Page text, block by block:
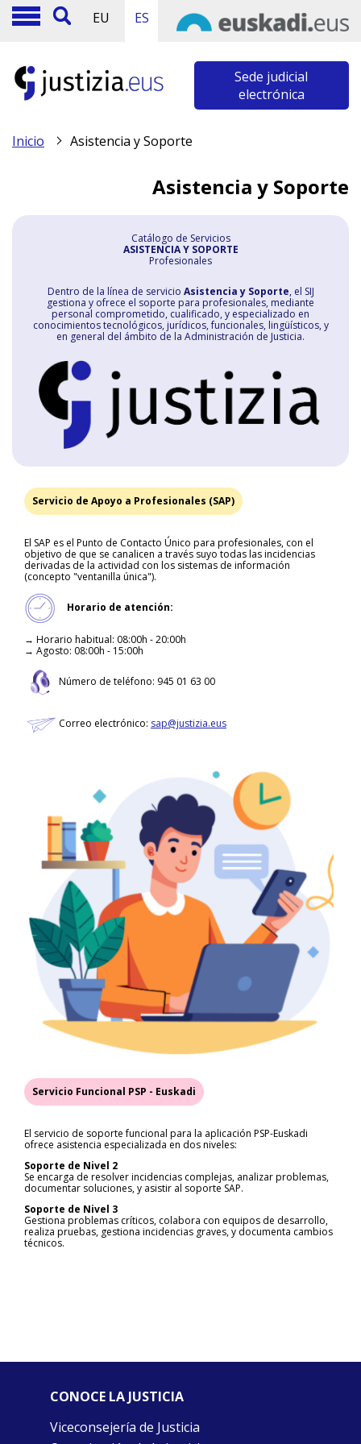
EU ES
Sede judicial
electrónica
Inicio Asistencia y Soporte
Asistencia y Soporte
Catálogo de Servicios
ASISTENCIA Y SOPORTE
Profesionales
Dentro de la línea de servicio Asistencia y Soporte, el SIJ
gestiona y ofrece el soporte para profesionales, mediante
personal comprometido, cualificado, y especializado en
conocimientos tecnológicos, jurídicos, funcionales, lingüísticos, y
en general del ámbito de la Administración de Justicia.
Servicio de Apoyo a Profesionales (SAP)
El SAP es el Punto de Contacto Único para profesionales, con el
objetivo de que se canalicen a través suyo todas las incidencias
derivadas de la actividad con los sistemas de información
(concepto "ventanilla única").
Horario de atención:
→ Horario habitual: 08:00h - 20:00h
→ Agosto: 08:00h - 15:00h
Número de teléfono: 945 01 63 00
Correo electrónico: sap@justizia.eus
Servicio Funcional PSP - Euskadi
El servicio de soporte funcional para la aplicación PSP-Euskadi
ofrece asistencia especializada en dos niveles:
Soporte de Nivel 2
Se encarga de resolver incidencias complejas, analizar problemas,
documentar soluciones, y asistir al soporte SAP.
Soporte de Nivel 3
Gestiona problemas críticos, colabora con equipos de desarrollo,
realiza pruebas, gestiona incidencias graves, y documenta cambios
técnicos.
CONOCE LA JUSTICIA
Viceconsejería de Justicia